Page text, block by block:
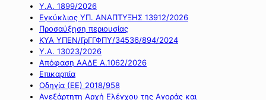
Υ.Α. 1899/2026
Εγκύκλιος ΥΠ. ΑΝΑΠΤΥΞΗΣ 13912/2026
Προσαύξηση περιουσίας
ΚΥΑ ΥΠΕΝ/ΓρΓΓΦΠΥ/34536/894/2024
Υ.Α. 13023/2026
Απόφαση ΑΑΔΕ Α.1062/2026
Επικαρπία
Οδηγία (ΕΕ) 2018/958
Ανεξάρτητη Αρχή Ελέγχου της Αγοράς και